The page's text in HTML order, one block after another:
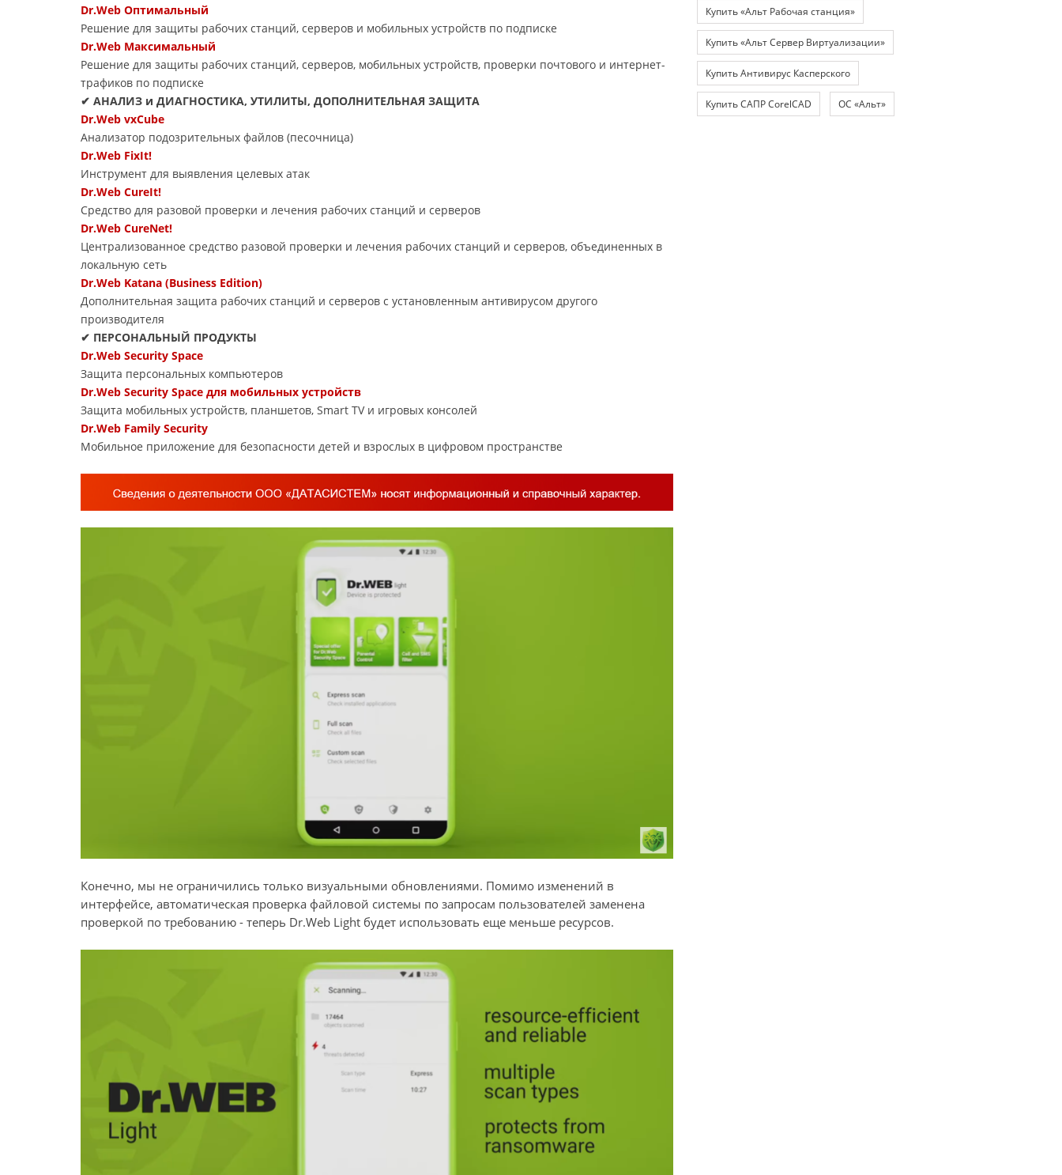
Dr.Web Оптимальный
Решение для защиты рабочих станций, серверов и мобильных устройств по подписке
Dr.Web Максимальный
Решение для защиты рабочих станций, серверов, мобильных устройств, проверки почтового и интернет-
трафиков по подписке
✔ АНАЛИЗ и ДИАГНОСТИКА, УТИЛИТЫ, ДОПОЛНИТЕЛЬНАЯ ЗАЩИТА
Dr.Web vxCube
Анализатор подозрительных файлов (песочница)
Dr.Web FixIt!
Инструмент для выявления целевых атак
Dr.Web CureIt!
Средство для разовой проверки и лечения рабочих станций и серверов
Dr.Web CureNet!
Централизованное средство разовой проверки и лечения рабочих станций и серверов, объединенных в
локальную сеть
Dr.Web Katana (Business Edition)
Дополнительная защита рабочих станций и серверов с установленным антивирусом другого
производителя
✔ ПЕРСОНАЛЬНЫЙ ПРОДУКТЫ
Dr.Web Security Space
Защита персональных компьютеров
Dr.Web Security Space для мобильных устройств
Защита мобильных устройств, планшетов, Smart TV и игровых консолей
Dr.Web Family Security
Мобильное приложение для безопасности детей и взрослых в цифровом пространстве
Конечно, мы не ограничились только визуальными обновлениями. Помимо изменений в
интерфейсе, автоматическая проверка файловой системы по запросам пользователей заменена
проверкой по требованию - теперь Dr.Web Light будет использовать еще меньше ресурсов.
Купить «Альт Рабочая станция»
Купить «Альт Сервер Виртуализации»
Купить Антивирус Касперского
Купить САПР CorelCAD ОС «Альт»